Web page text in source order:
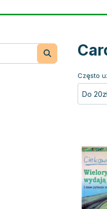
Często
Do